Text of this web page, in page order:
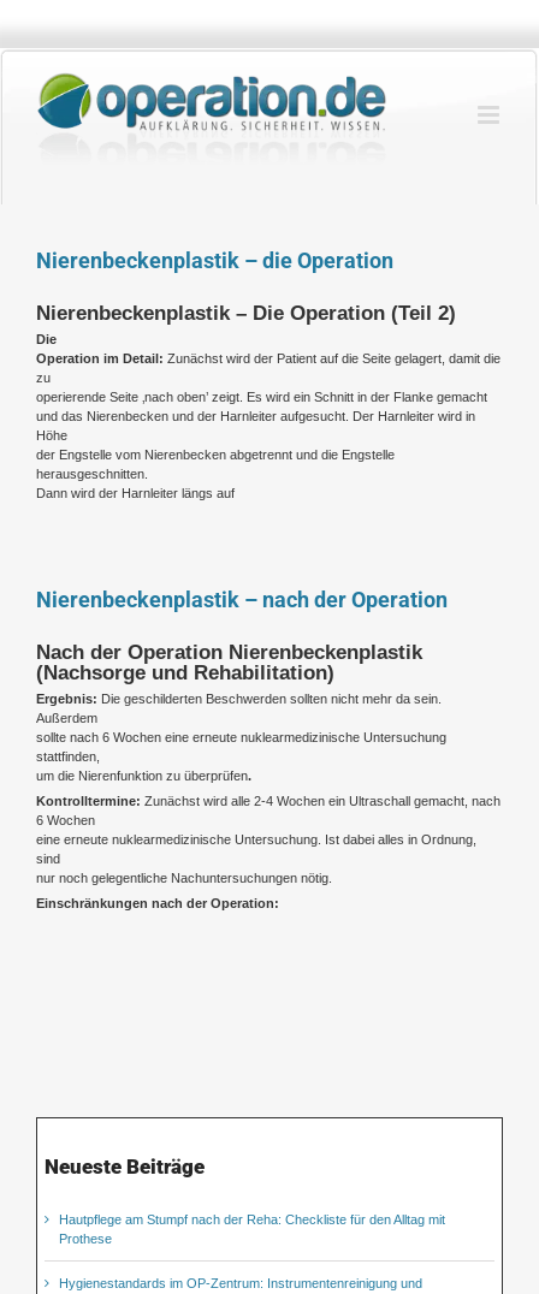
springen
Nierenbeckenplastik – die Operation
Nierenbeckenplastik – Die Operation (Teil 2)
Die
Operation im Detail: Zunächst wird der Patient auf die Seite gelagert, damit die
zu
operierende Seite ‚nach oben’ zeigt. Es wird ein Schnitt in der Flanke gemacht
und das Nierenbecken und der Harnleiter aufgesucht. Der Harnleiter wird in
Höhe
der Engstelle vom Nierenbecken abgetrennt und die Engstelle
herausgeschnitten.
Dann wird der Harnleiter längs auf
Nierenbeckenplastik – nach der Operation
Nach der Operation Nierenbeckenplastik
(Nachsorge und Rehabilitation)
Ergebnis: Die geschilderten Beschwerden sollten nicht mehr da sein.
Außerdem
sollte nach 6 Wochen eine erneute nuklearmedizinische Untersuchung
stattfinden,
um die Nierenfunktion zu überprüfen.
Kontrolltermine: Zunächst wird alle 2-4 Wochen ein Ultraschall gemacht, nach
6 Wochen
eine erneute nuklearmedizinische Untersuchung. Ist dabei alles in Ordnung,
sind
nur noch gelegentliche Nachuntersuchungen nötig.
Einschränkungen nach der Operation:
Neueste Beiträge
Hautpflege am Stumpf nach der Reha: Checkliste für den Alltag mit
Prothese
Hygienestandards im OP-Zentrum: Instrumentenreinigung und